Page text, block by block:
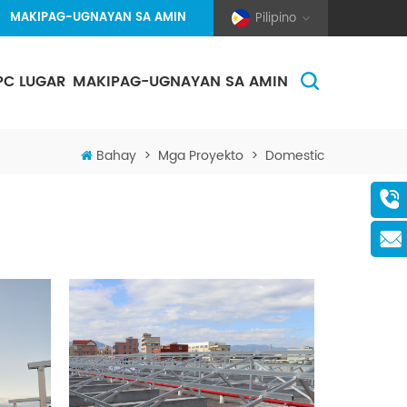
Pilipino
MAKIPAG-UGNAYAN SA AMIN
LUGAR MAKIPAG-UGNAYAN SA AMIN
Bahay > Mga Proyekto > Domestic